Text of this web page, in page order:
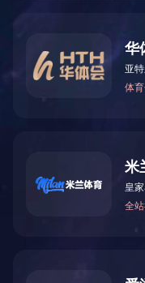
YYA-320